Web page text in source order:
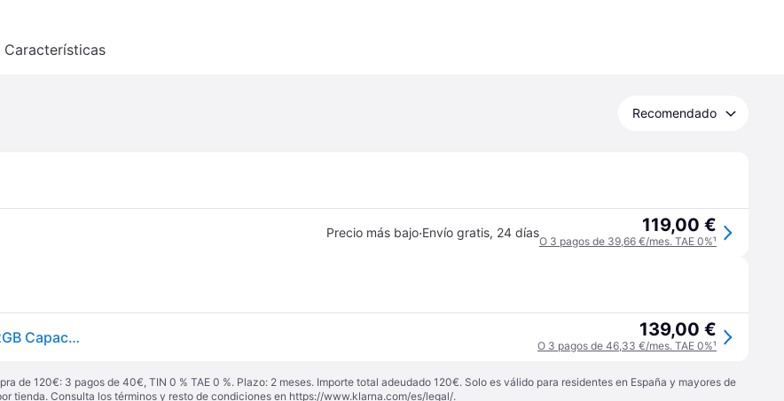
Características
Recomendado
Precio más bajo·Envío gratis, 24 días 119,00 €
O 3 pagos de 39,66 €/mes. TAE 0%¹
Samsung Galaxy A12 | Smartphone Libre 3G Ram y 32GB Capacidad Interna ampliables | Cámara Principal 48MP | 5.000 mAh de batería y Carga rápida | Color Negro [Versión española] 139,00 €
O 3 pagos de 46,33 €/mes. TAE 0%¹
de 120€: 3 pagos de 40€, TIN 0 % TAE 0 %. Plazo: 2 meses. Importe total adeudado 120€. Solo es válido para residentes en España y mayores de
tienda. Consulta los términos y resto de condiciones en https://www.klarna.com/es/legal/.